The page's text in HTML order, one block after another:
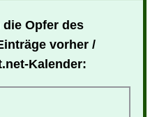
die Opfer des
vorher /
Kalender: